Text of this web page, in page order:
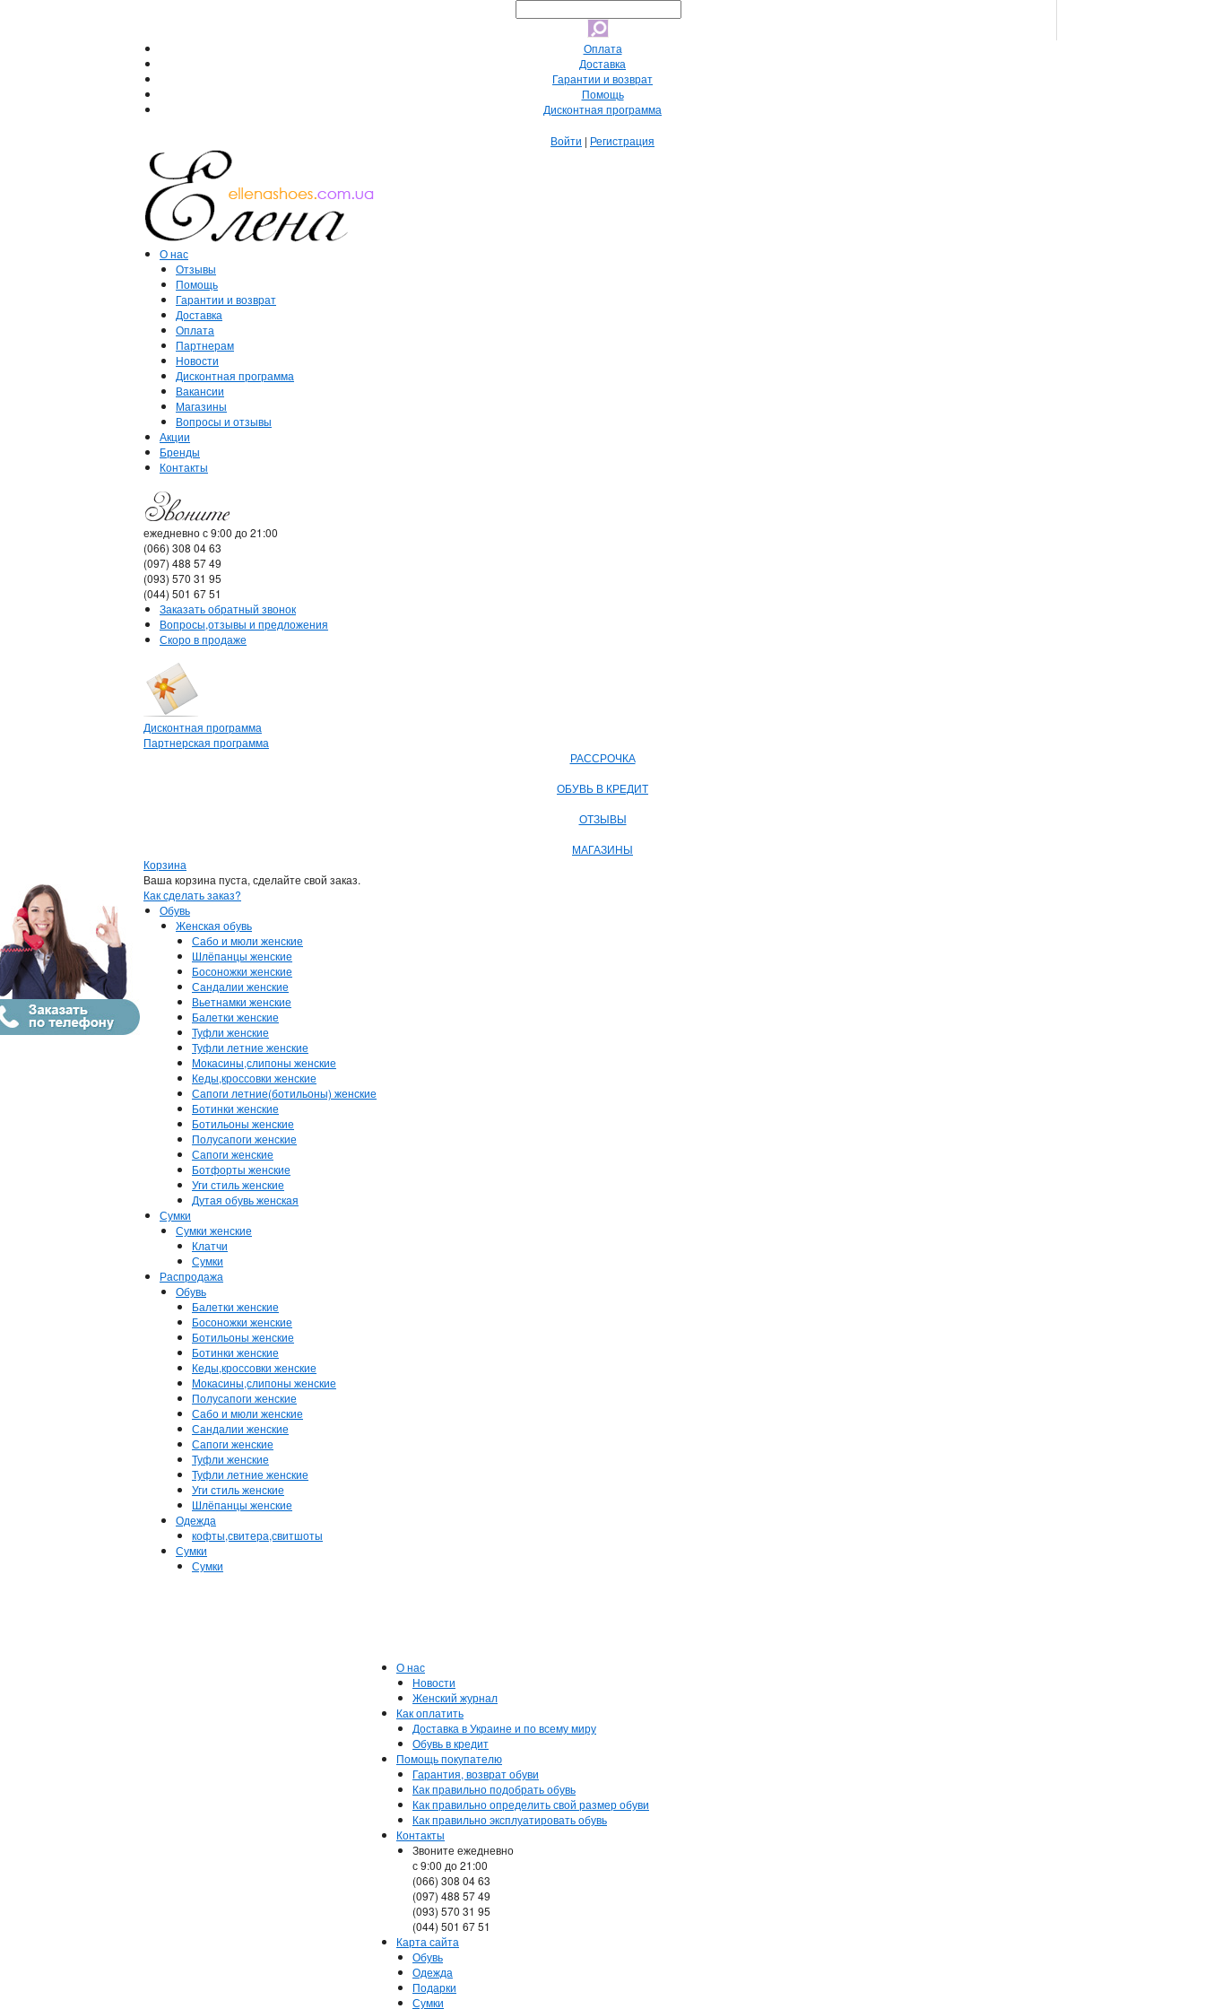
Оплата
Доставка
Гарантии и возврат
Помощь
Дисконтная программа
Войти | Регистрация
О нас
Отзывы
Помощь
Гарантии и возврат
Доставка
Оплата
Партнерам
Новости
Дисконтная программа
Вакансии
Магазины
Вопросы и отзывы
Акции
Бренды
Контакты
ежедневно с 9:00 до 21:00
(066) 308 04 63
(097) 488 57 49
(093) 570 31 95
(044) 501 67 51
Заказать обратный звонок
Вопросы,отзывы и предложения
Скоро в продаже
Дисконтная программа
Партнерская программа
РАССРОЧКА
ОБУВЬ В КРЕДИТ
ОТЗЫВЫ
МАГАЗИНЫ
Корзина
Ваша корзина пуста, сделайте свой заказ.
Как сделать заказ?
Обувь
Женская обувь
Сабо и мюли женские
Шлёпанцы женские
Босоножки женские
Сандалии женские
Вьетнамки женские
Балетки женские
Туфли женские
Туфли летние женские
Мокасины,слипоны женские
Кеды,кроссовки женские
Сапоги летние(ботильоны) женские
Ботинки женские
Ботильоны женские
Полусапоги женские
Сапоги женские
Ботфорты женские
Уги стиль женские
Дутая обувь женская
Сумки
Сумки женские
Клатчи
Сумки
Распродажа
Обувь
Балетки женские
Босоножки женские
Ботильоны женские
Ботинки женские
Кеды,кроссовки женские
Мокасины,слипоны женские
Полусапоги женские
Сабо и мюли женские
Сандалии женские
Сапоги женские
Туфли женские
Туфли летние женские
Уги стиль женские
Шлёпанцы женские
Одежда
кофты,свитера,свитшоты
Сумки
Сумки
О нас
Новости
Женский журнал
Как оплатить
Доставка в Украине и по всему миру
Обувь в кредит
Помощь покупателю
Гарантия, возврат обуви
Как правильно подобрать обувь
Как правильно определить свой размер обуви
Как правильно эксплуатировать обувь
Контакты
Звоните ежедневно
с 9:00 до 21:00
(066) 308 04 63
(097) 488 57 49
(093) 570 31 95
(044) 501 67 51
Карта сайта
Обувь
Одежда
Подарки
Сумки